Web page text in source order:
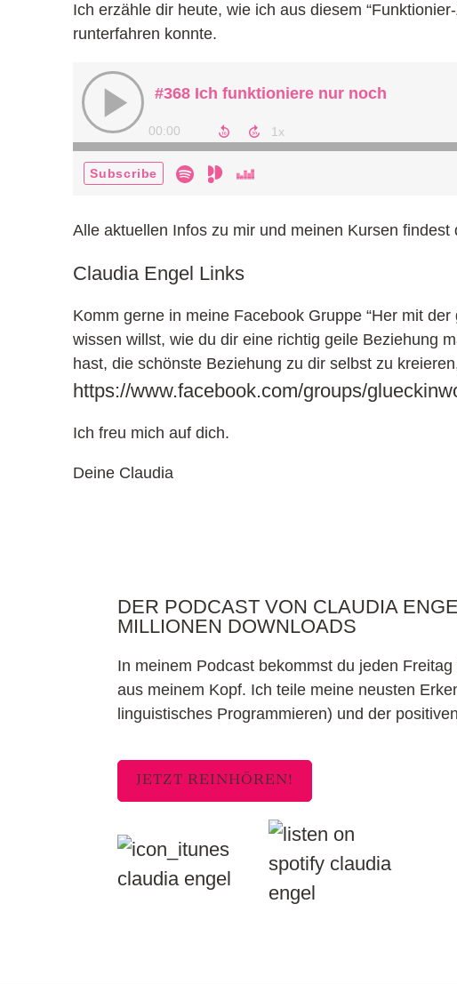
Ich erzähle dir heute, wie ich aus diesem
runterfahren konnte.
Alle aktuellen Infos zu mir und meinen Kursen findest
Claudia Engel Links
Komm gerne in meine Facebook Gruppe “Her mit
wissen willst, wie du dir eine richtig geile Beziehung
hast, die schönste Beziehung zu dir selbst zu
https://www.facebook.com/groups/
Ich freu mich auf dich.
Deine Claudia
DER PODCAST VON CLAUDIA
MILLIONEN DOWNLOADS
In meinem Podcast bekommst du jeden
aus meinem Kopf. Ich teile meine neusten
linguistisches Programmieren) und der
JETZT REINHÖREN!